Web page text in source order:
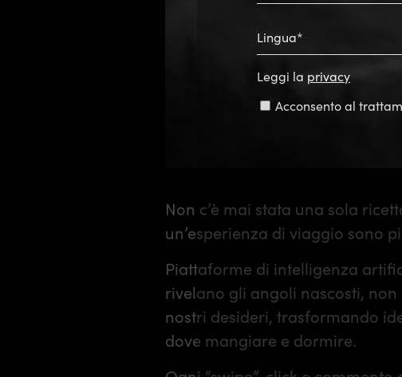
Non c’è mai stata una sola
un’esperienza di viaggio sono
Piattaforme di intelligenza
rivelano gli angoli nascosti,
nostri desideri, trasformando
dove mangiare e dormire.
Lingua*
Leggi la privacy
Consent
Acconsento al